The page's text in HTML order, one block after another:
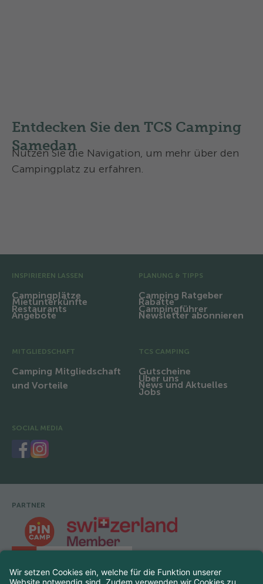
Entdecken Sie den TCS Camping
Samedan
Nutzen Sie die Navigation, um mehr über den
Campingplatz zu erfahren.
INSPIRIEREN LASSEN
Campingplätze
Mietunterkünfte
Restaurants
Angebote
PLANUNG & TIPPS
Camping Ratgeber
Rabatte
Campingführer
Newsletter abonnieren
MITGLIEDSCHAFT
Camping Mitgliedschaft
und Vorteile
TCS CAMPING
Gutscheine
Über uns
News und Aktuelles
Jobs
SOCIAL MEDIA
Fusszeile
PARTNER